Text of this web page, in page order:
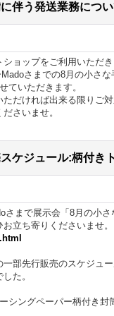
伴う発送業務につい
ョップをご利用いただ
さまでの8月の小さ
ていただきます。
だければ出来る限りご
さいませ。
ケジュール:柄付き
まで展示会「8月の小さ
立ち寄りくださいませ。
部先行販売のスケジュ
た。
シングペーパー柄付き